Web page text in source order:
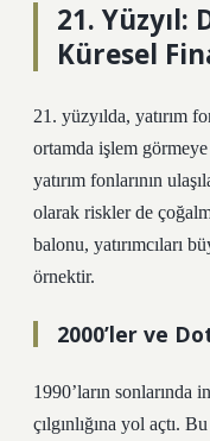
21.
Küresel
21. yüzyılda, yatırım
ortamda işlem
yatırım fonlarının
olarak riskler de
balonu, yatırımcıları
örnektir.
2000’ler ve
1990’ların sonlarında
çılgınlığına yol açtı.